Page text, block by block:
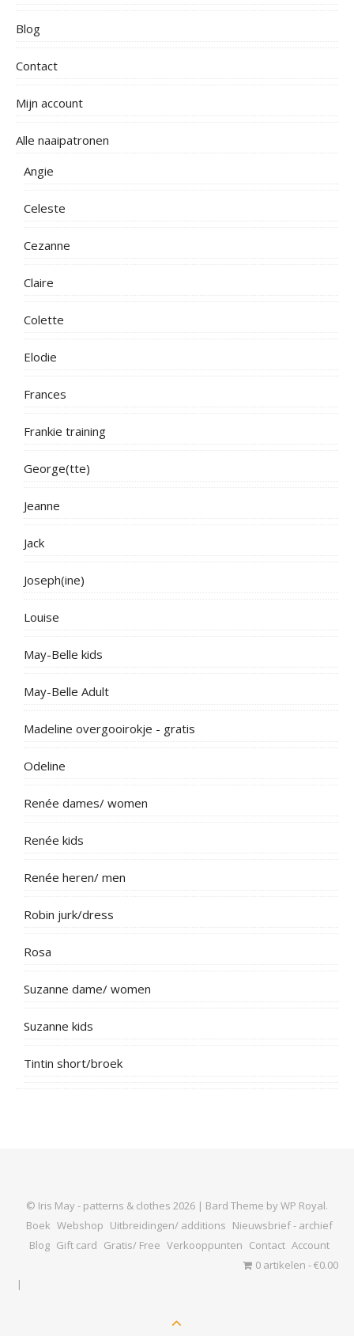
Blog
Contact
Mijn account
Alle naaipatronen
Angie
Celeste
Cezanne
Claire
Colette
Elodie
Frances
Frankie training
George(tte)
Jeanne
Jack
Joseph(ine)
Louise
May-Belle kids
May-Belle Adult
Madeline overgooirokje - gratis
Odeline
Renée dames/ women
Renée kids
Renée heren/ men
Robin jurk/dress
Rosa
Suzanne dame/ women
Suzanne kids
Tintin short/broek
© Iris May - patterns & clothes 2026 | Bard Theme byWP Royal.
Boek Webshop Uitbreidingen/ additions Nieuwsbrief - archief
Blog Gift card Gratis/ Free Verkooppunten Contact Account
0 artikelen
€0.00